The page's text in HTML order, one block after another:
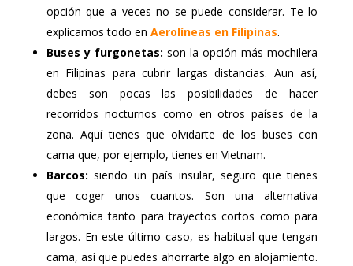
opción que a veces no se puede considerar. Te lo
explicamos todo en Aerolíneas en Filipinas.
Buses y furgonetas: son la opción más mochilera
en Filipinas para cubrir largas distancias. Aun así,
debes son pocas las posibilidades de hacer
recorridos nocturnos como en otros países de la
zona. Aquí tienes que olvidarte de los buses con
cama que, por ejemplo, tienes en Vietnam.
Barcos: siendo un país insular, seguro que tienes
que coger unos cuantos. Son una alternativa
económica tanto para trayectos cortos como para
largos. En este último caso, es habitual que tengan
cama, así que puedes ahorrarte algo en alojamiento.